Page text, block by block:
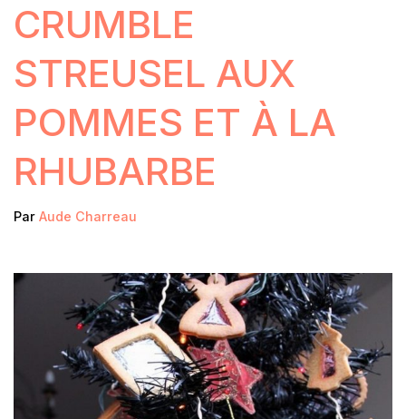
CRUMBLE
STREUSEL AUX
POMMES ET À LA
RHUBARBE
Par Aude Charreau